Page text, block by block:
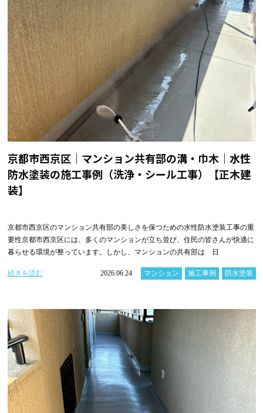
京都市西京区｜マンション共有部の溝・巾木｜水性
防水塗装の施工事例（洗浄・シール工事）【正木建
装】
京都市西京区のマンション共有部の美しさを保つための水性防水塗装工事の重
要性京都市西京区には、多くのマンションが立ち並び、住民の皆さんが快適に
暮らせる環境が整っています。しかし、マンションの共有部は 日
続きを読む 2026.06.24 マンション 施工事例 防水塗装